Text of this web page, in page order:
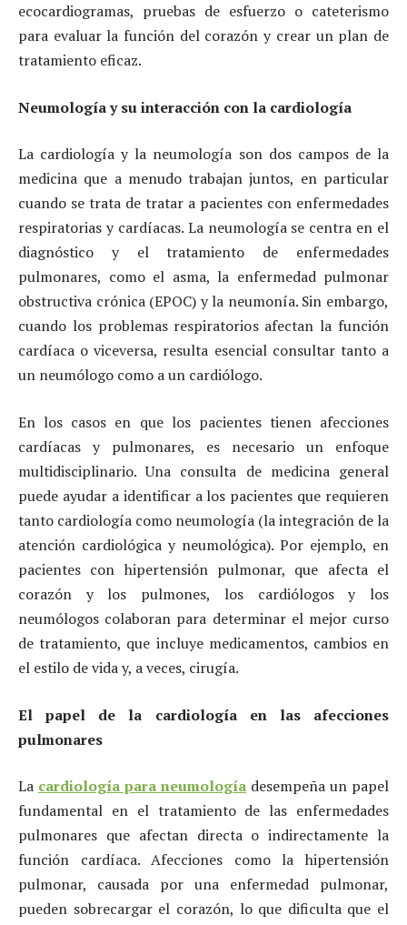
ecocardiogramas, pruebas de esfuerzo o cateterismo
para evaluar la función del corazón y crear un plan de
tratamiento eficaz.
Neumología y su interacción con la cardiología
La cardiología y la neumología son dos campos de la
medicina que a menudo trabajan juntos, en particular
cuando se trata de tratar a pacientes con enfermedades
respiratorias y cardíacas. La neumología se centra en el
diagnóstico y el tratamiento de enfermedades
pulmonares, como el asma, la enfermedad pulmonar
obstructiva crónica (EPOC) y la neumonía. Sin embargo,
cuando los problemas respiratorios afectan la función
cardíaca o viceversa, resulta esencial consultar tanto a
un neumólogo como a un cardiólogo.
En los casos en que los pacientes tienen afecciones
cardíacas y pulmonares, es necesario un enfoque
multidisciplinario. Una consulta de medicina general
puede ayudar a identificar a los pacientes que requieren
tanto cardiología como neumología (la integración de la
atención cardiológica y neumológica). Por ejemplo, en
pacientes con hipertensión pulmonar, que afecta el
corazón y los pulmones, los cardiólogos y los
neumólogos colaboran para determinar el mejor curso
de tratamiento, que incluye medicamentos, cambios en
el estilo de vida y, a veces, cirugía.
El papel de la cardiología en las afecciones
pulmonares
La cardiología para neumología desempeña un papel
fundamental en el tratamiento de las enfermedades
pulmonares que afectan directa o indirectamente la
función cardíaca. Afecciones como la hipertensión
pulmonar, causada por una enfermedad pulmonar,
pueden sobrecargar el corazón, lo que dificulta que el